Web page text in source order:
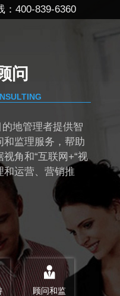
：400-839-6360
问
地管理者提供智
和监理服务，帮助
角和“互联网+“视
和运营、营销推
顾问和监